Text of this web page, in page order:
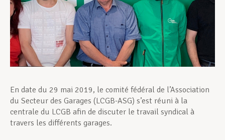
Devenir Membre
Actualités
En date du 29 mai 2019, le comité fédéral de l’Association
du Secteur des Garages (LCGB-ASG) s’est réuni à la
centrale du LCGB afin de discuter le travail syndical à
travers les différents garages.